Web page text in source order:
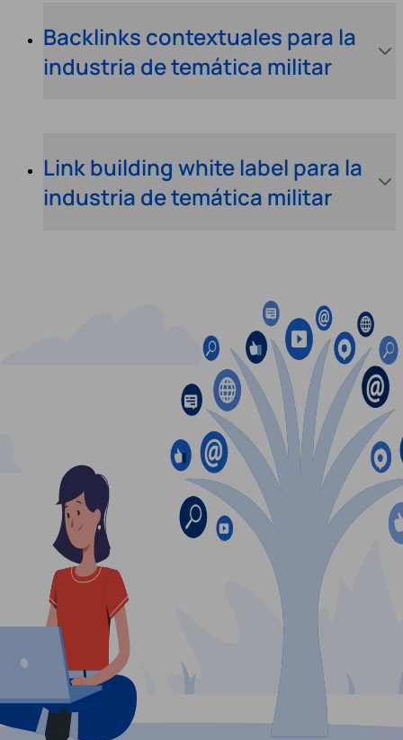
Backlinks contextuales para la
industria de temática militar
Link building white label para la
industria de temática militar